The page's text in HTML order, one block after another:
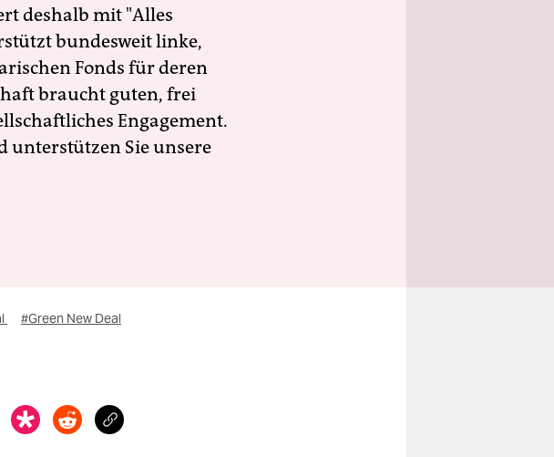
deshalb mit "Alles
bundesweit linke,
Fonds für deren
braucht guten, frei
Engagement.
unterstützen Sie unsere
#Green New Deal